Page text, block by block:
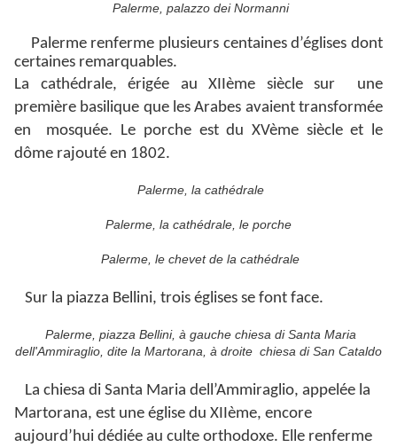
Palerme, palazzo dei Normanni
Palerme renferme plusieurs centaines d’églises dont
certaines remarquables.
La cathédrale, érigée au XIIème siècle sur une
première basilique que les Arabes avaient transformée
en mosquée. Le porche est du XVème siècle et le
dôme rajouté en 1802.
Palerme, la cathédrale
Palerme, la cathédrale, le porche
Palerme, le chevet de la cathédrale
Sur la piazza Bellini, trois églises se font face.
Palerme, piazza Bellini, à gauche chiesa di Santa Maria
dell'Ammiraglio, dite la Martorana, à droite chiesa di San Cataldo
La chiesa di Santa Maria dell’Ammiraglio, appelée la
Martorana, est une église du XIIème, encore
aujourd’hui dédiée au culte orthodoxe. Elle renferme